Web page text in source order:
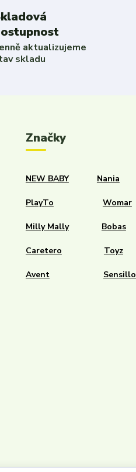
aktualizujeme
skladu
Značky
NEW BABY Nania
PlayTo Womar
Milly Mally Bobas
Caretero Toyz
Avent Sensillo